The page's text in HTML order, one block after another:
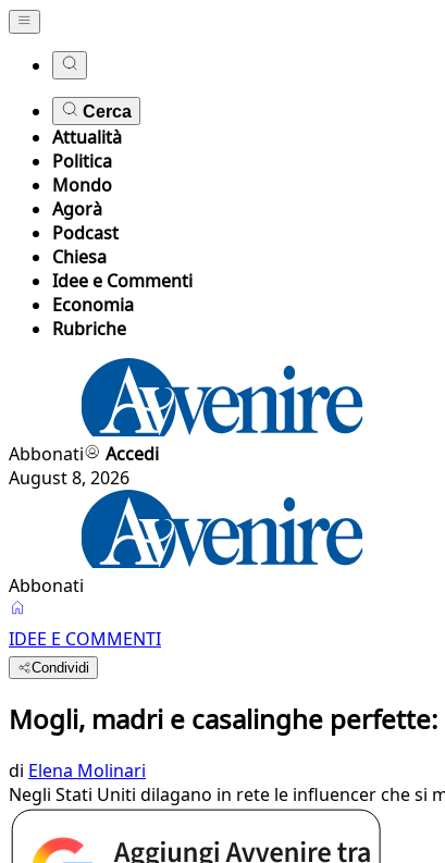
Cerca
Attualità
Politica
Mondo
Agorà
Podcast
Chiesa
Idee e Commenti
Economia
Rubriche
Abbonati
Accedi
August 8, 2026
Abbonati
IDEE E COMMENTI
Condividi
Mogli, madri e casalinghe
di Elena Molinari
Negli Stati Uniti dilagano in rete le influencer che si